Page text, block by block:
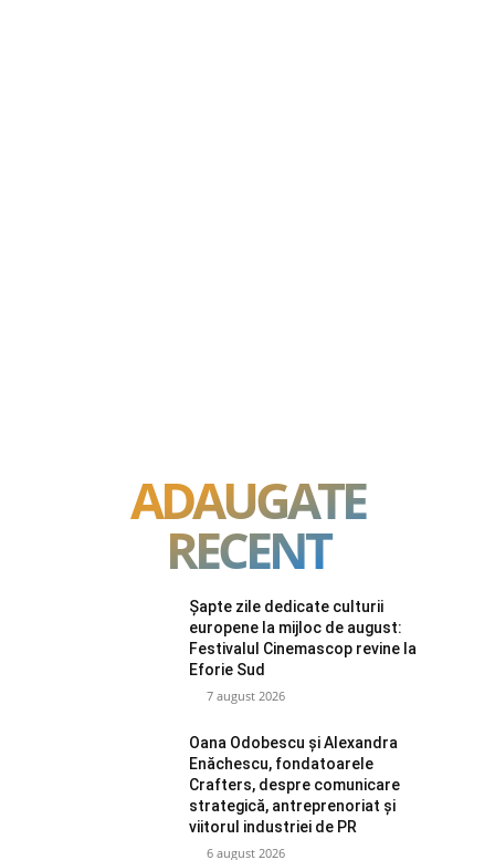
ADAUGATE
RECENT
Șapte zile dedicate culturii
europene la mijloc de august:
Festivalul Cinemascop revine la
Eforie Sud
7 august 2026
Oana Odobescu și Alexandra
Enăchescu, fondatoarele
Crafters, despre comunicare
strategică, antreprenoriat și
viitorul industriei de PR
6 august 2026